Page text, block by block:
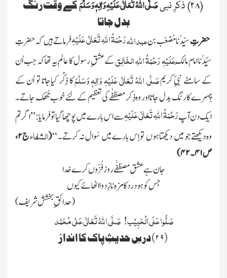
(۲۸) ذکرِ نبی صَلَّی اللہُ تَعَالٰی عَلَیْہِ وَاٰلِہٖ وَسَلَّمَکے وقْت رنگ
بدل جاتا
حضرتِسیِّدُنا مُصْعَب بنعبداللہرَحْمَۃُ اللہِ تَعَالٰی عَلَیْہِفرماتے ہیں کہ حضرتِ
سیِّدُنا امام مالِکعَلَیْہِرَحْمَۃُ اللہِ الخَالِقکے عشقِ رسول کا عالَم یہ تھا کہ جب اُن
کے سامنے نبیِّ کریمصَلَّی اللہُ تَعَالٰی عَلَیْہِ وَاٰلِہٖ وَسَلَّمَکا ذِکْر کیاجاتا تو اُن کے
چِہرے کا رنگ بدل جاتااور وہ ذِکر مصطَفٰے کی تعظیم کے لئے خوب جُھک جاتے۔
ایک دن آپرَحْمَۃُ اللہِ تَعَالٰی عَلَیْہِسے اس بارے میں پوچھا گیاتو فرمایا: ’’اگر تم
وہ دیکھتے جو میں دیکھتاہوں تو اِس بارے میں سُوال نہ کرتے۔ ‘‘(الشفاءج۲،
ص۴۱۔۴۲)
جان ہے عشق مصطَفٰے روز فُزُوں کرے خدا
جس کو ہو درد کا مزہ نازِ دوا اٹھائے کیوں
(حدائقِ بخشش شریف)
صَلُّوا عَلَی الْحَبِیْب! صَلَّی اللہُ تَعَالٰی عَلٰی مُحَمَّد
(۲۹) درسِ حدیثِ پاک کا انداز